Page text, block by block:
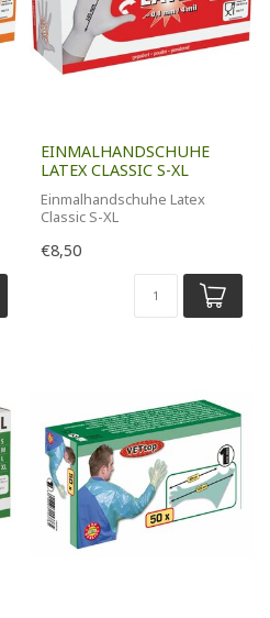
EINMALHANDSCHUHE
LATEX CLASSIC S-XL
Einmalhandschuhe Latex
Classic S-XL
€8,50